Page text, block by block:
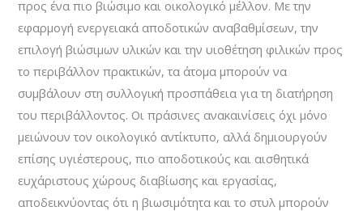
προς ένα πιο βιώσιμο και οικολογικό μέλλον. Με την
εφαρμογή ενεργειακά αποδοτικών αναβαθμίσεων, την
επιλογή βιώσιμων υλικών και την υιοθέτηση φιλικών προς
το περιβάλλον πρακτικών, τα άτομα μπορούν να
συμβάλουν στη συλλογική προσπάθεια για τη διατήρηση
του περιβάλλοντος. Οι πράσινες ανακαινίσεις όχι μόνο
μειώνουν τον οικολογικό αντίκτυπο, αλλά δημιουργούν
επίσης υγιέστερους, πιο αποδοτικούς και αισθητικά
ευχάριστους χώρους διαβίωσης και εργασίας,
αποδεικνύοντας ότι η βιωσιμότητα και το στυλ μπορούν